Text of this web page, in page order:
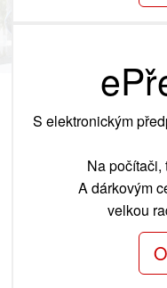
S elektronickým
Na počítači,
A dárkovým
velkou